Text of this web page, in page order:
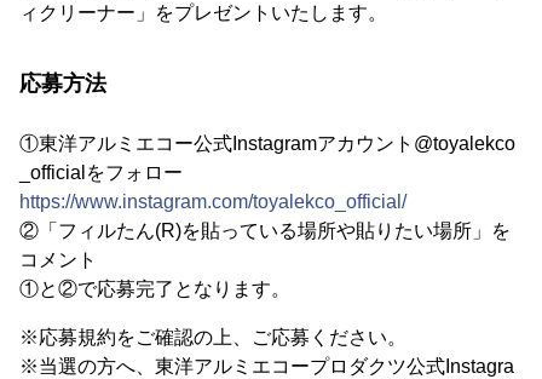
ィクリーナー」をプレゼントいたします。
応募方法
①東洋アルミエコー公式Instagramアカウント@toyalekco
_officialをフォロー
https://www.instagram.com/toyalekco_official/
②「フィルたん(R)を貼っている場所や貼りたい場所」を
コメント
①と②で応募完了となります。
※応募規約をご確認の上、ご応募ください。
※当選の方へ、東洋アルミエコープロダクツ公式Instagra